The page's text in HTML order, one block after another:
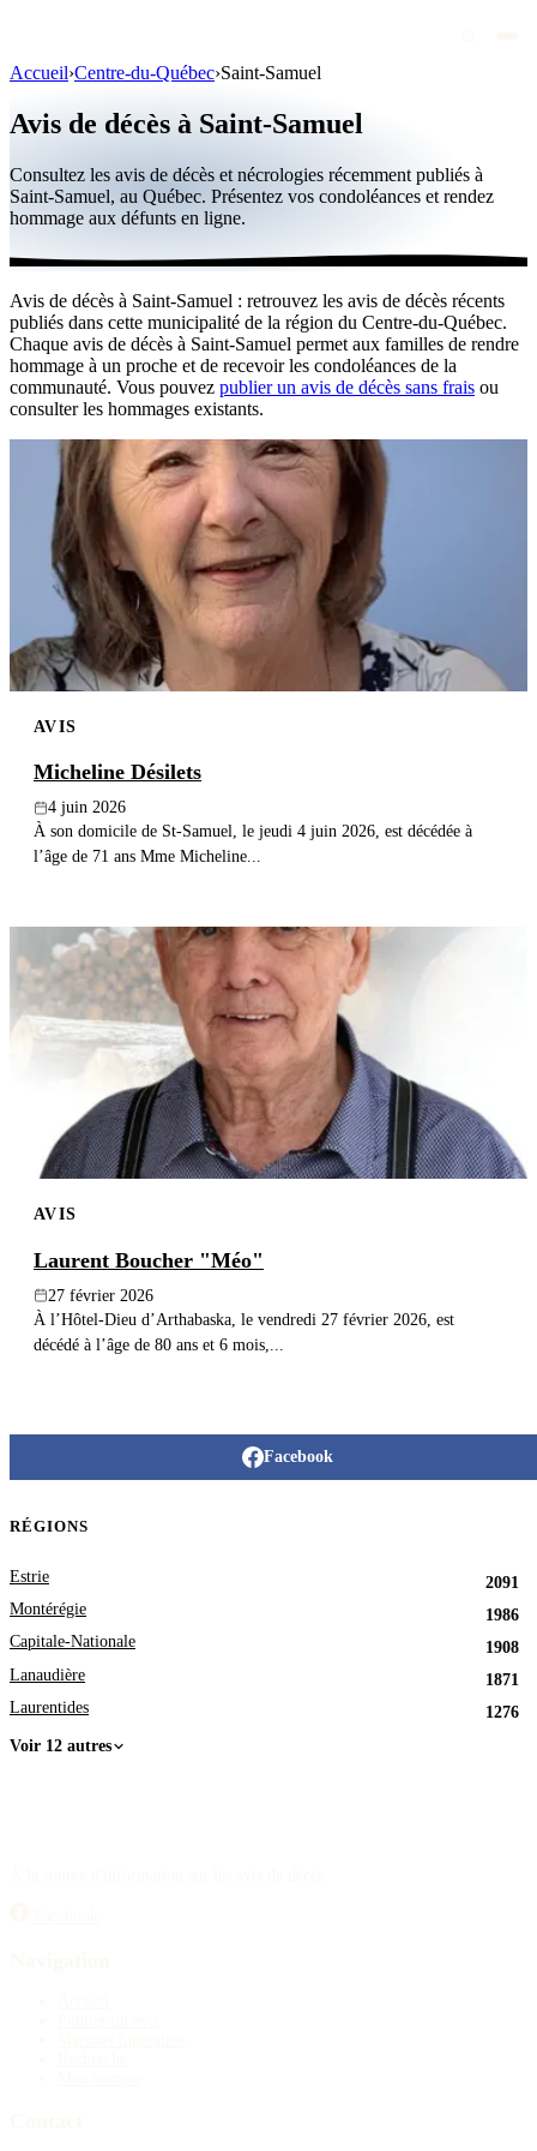
Personnalités publiques
Québec
Canada
International
Par région
Par ville
Maisons funéraires
Éternea
Blog
Publier un avis
Recherche
Accueil›Centre-du-Québec›Saint-Samuel
Avis de décès à Saint-Samuel
Consultez les avis de décès et nécrologies récemment publiés à
Saint-Samuel, au Québec. Présentez vos condoléances et rendez
hommage aux défunts en ligne.
Avis de décès à Saint-Samuel : retrouvez les avis de décès récents
publiés dans cette municipalité de la région du Centre-du-Québec.
Chaque avis de décès à Saint-Samuel permet aux familles de rendre
hommage à un proche et de recevoir les condoléances de la
communauté. Vous pouvez publier un avis de décès sans frais ou
consulter les hommages existants.
AVIS
Micheline Désilets
4 juin 2026
À son domicile de St-Samuel, le jeudi 4 juin 2026, est décédée à
l’âge de 71 ans Mme Micheline...
AVIS
Laurent Boucher "Méo"
27 février 2026
À l’Hôtel-Dieu d’Arthabaska, le vendredi 27 février 2026, est
décédé à l’âge de 80 ans et 6 mois,...
Facebook
RÉGIONS
Estrie
2091
Montérégie
1986
Capitale-Nationale
1908
Lanaudière
1871
Laurentides
1276
Voir 12 autres